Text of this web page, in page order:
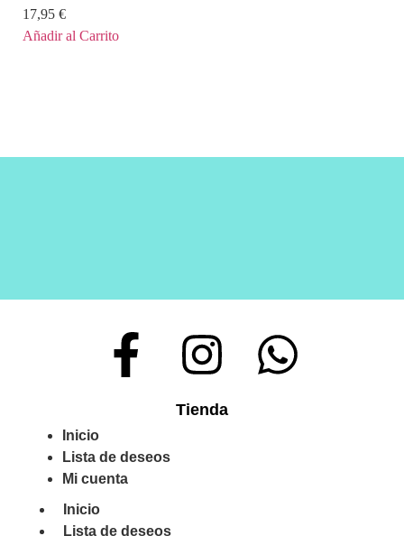
17,95 €
Añadir al Carrito
Tienda
Inicio
Lista de deseos
Mi cuenta
Inicio
Lista de deseos